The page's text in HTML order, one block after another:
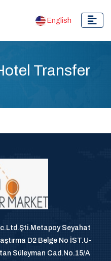
English
Transfer
Seyahat
D2 Belge No İST.U-
Süleyman Cad.No.15/A